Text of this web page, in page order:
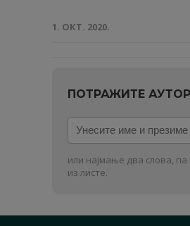
1. ОКТ. 2020.
ПОТРАЖИТЕ
Унесите
име
и
презиме
или најмање два слова,
из листе.